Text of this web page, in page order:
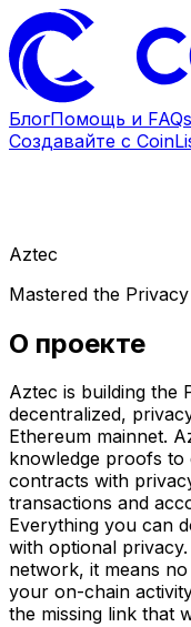
БлогПомощь и FAQs
Создавайте с
Aztec
Mastered the
О проекте
Aztec is building the
decentralized,
Ethereum mainnet.
knowledge proofs to
contracts with
transactions and
Everything you can
with optional
network, it means
your on-chain
the missing link that